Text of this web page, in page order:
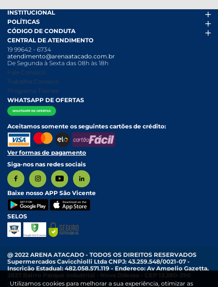
INSTITUCIONAL
Arena Mais
Fácil Pra Pagar
Ofertas
Folheto
Nossas Lojas
Nossa História
Relatório Transparência Salarial
POLÍTICAS
Termos de uso
Política de Trocas e Devoluções
Política de Privacidade
Política Anticorrupção
Política de entrega e Retirada
Política de Pagamento
CÓDIGO DE CONDUTA
Código de conduta PDF
Canal de Denúncias
Canal de Denúncias da Mulher
CENTRAL DE ATENDIMENTO
19 99642 - 6734
atendimento@arenaatacado.com.br
De Segunda à Sexta das 08h às 18h
Fale Conosco
Trabalhe Conosco
Programa Trainee
WHATSAPP DE OFERTAS
Aceitamos somente os seguintes cartões de crédito:
Ver formas de pagamento
Siga-nos nas redes sociais
Baixe nosso APP São Vicente
SELOS
@ 2022 ARENA ATACADO - TODOS OS DIREITOS RESERVADOS
Supermercados Cavicchiolli Ltda CNPJ: 43.259.548/0021-07 -
Inscrição Estadual: 482.058.571.119 - Endereço: Av Ampelio Gazetta,
Os preços e condições exibidas nesta loja online são válidos
Utilizamos cookies para melhorar a sua experiência, otimizar as